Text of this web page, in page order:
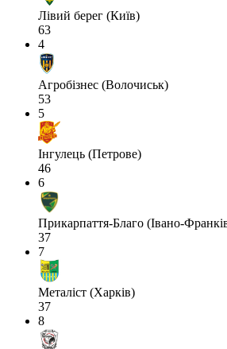
Лівий берег (Київ)
63
4
Агробізнес (Волочиськ)
53
5
Інгулець (Петрове)
46
6
Прикарпаття-Благо (Івано-
37
7
Металіст (Харків)
37
8